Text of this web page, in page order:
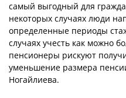
самый выгодный для
некоторых случаях люди
определенные периоды
случаях учесть как можно
пенсионеры рискуют
уменьшение размера
Ногайлиева.